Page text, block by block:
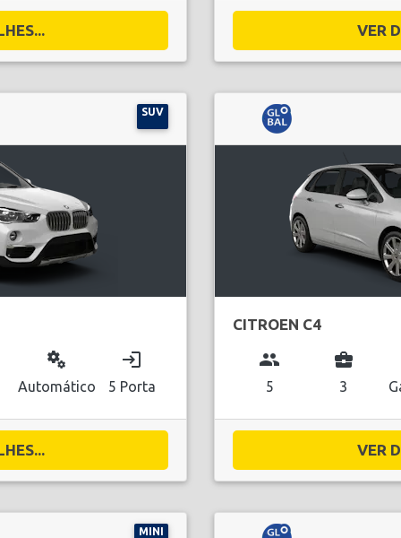
VER
SUV
miscellaneous_services
Automático
login
5 Porta
CITROEN C4
group
5
business_center
3
VER
MINI